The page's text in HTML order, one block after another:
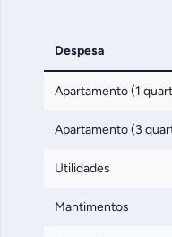
Despesa
Apartamento (1
Apartamento (3
Utilidades
Mantimentos